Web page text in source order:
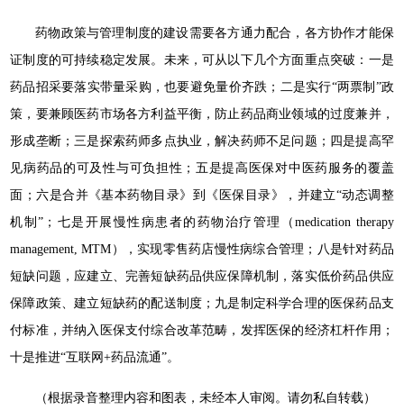
药物政策与管理制度的建设需要各方通力配合，各方协作才能保
证制度的可持续稳定发展。未来，可从以下几个方面重点突破：一是
药品招采要落实带量采购，也要避免量价齐跌；二是实行“两票制”政
策，要兼顾医药市场各方利益平衡，防止药品商业领域的过度兼并，
形成垄断；三是探索药师多点执业，解决药师不足问题；四是提高罕
见病药品的可及性与可负担性；五是提高医保对中医药服务的覆盖
面；六是合并《基本药物目录》到《医保目录》，并建立“动态调整
机制”；七是开展慢性病患者的药物治疗管理（medication therapy
management, MTM），实现零售药店慢性病综合管理；八是针对药品
短缺问题，应建立、完善短缺药品供应保障机制，落实低价药品供应
保障政策、建立短缺药的配送制度；九是制定科学合理的医保药品支
付标准，并纳入医保支付综合改革范畴，发挥医保的经济杠杆作用；
十是推进“互联网+药品流通”。
（根据录音整理内容和图表，未经本人审阅。请勿私自转载）